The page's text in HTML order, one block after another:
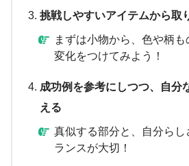
挑戦しやすいアイテムから取
まずは小物から、色や柄
変化をつけてみよう！
成功例を参考にしつつ、自分
える
真似する部分と、自分ら
ランスが大切！